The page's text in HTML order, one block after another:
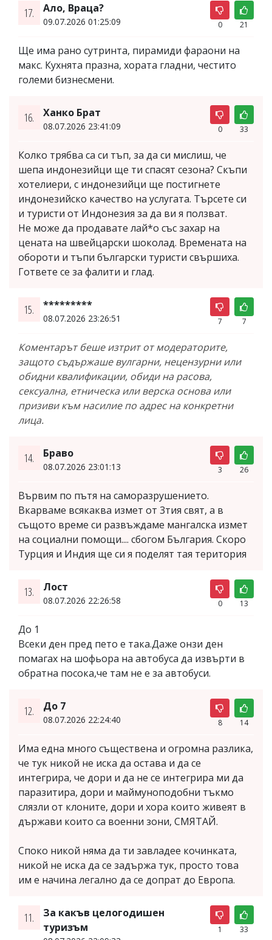
17. Ало, Враца?
09.07.2026 01:25:09 0 21
Ще има рано сутринта, пирамиди фараони на
макс. Кухнята празна, хората гладни, честито
големи бизнесмени.
16. Ханко Брат
08.07.2026 23:41:09 0 33
Колко трябва са си тъп, за да си мислиш, че
шепа индонезийци ще ти спасят сезона? Скъпи
хотелиери, с индонезийци ще постигнете
индонезийско качество на услугата. Търсете си
и туристи от Индонезия за да ви я ползват.
Не може да продавате лай*о със захар на
цената на швейцарски шоколад. Времената на
обороти и тъпи български туристи свършиха.
Гответе се за фалити и глад.
15. *********
08.07.2026 23:26:51 7 7
Коментарът беше изтрит от модераторите,
защото съдържаше вулгарни, нецензурни или
обидни квалификации, обиди на расова,
сексуална, етническа или верска основа или
призиви към насилие по адрес на конкретни
лица.
14. Браво
08.07.2026 23:01:13 3 26
Вървим по пътя на саморазрушението.
Вкарваме всякаква измет от 3тия свят, а в
същото време си развъждаме мангалска измет
на социални помощи.... сбогом България. Скоро
Турция и Индия ще си я поделят тая територия
13. Лост
08.07.2026 22:26:58 0 13
До 1
Всеки ден пред пето е така.Даже онзи ден
помагах на шофьора на автобуса да извърти в
обратна посока,че там не е за автобуси.
12. До 7
08.07.2026 22:24:40 8 14
Има една много съществена и огромна разлика,
че тук никой не иска да остава и да се
интегрира, че дори и да не се интегрира ми да
паразитира, дори и маймуноподобни тъкмо
слязли от клоните, дори и хора които живеят в
държави които са военни зони, СМЯТАЙ.
Споко никой няма да ти завладее кочинката,
никой не иска да се задържа тук, просто това
им е начина легално да се допрат до Европа.
11.
За какъв целогодишен
туризъм
1 33